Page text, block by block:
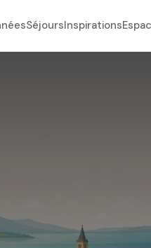
SéjoursInspirations